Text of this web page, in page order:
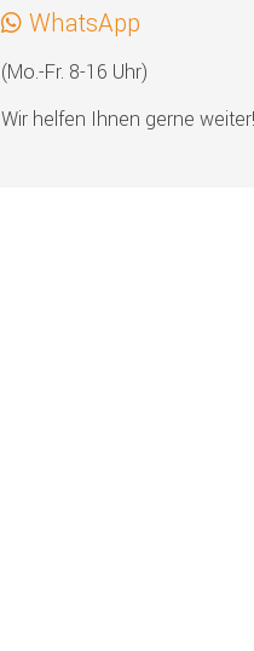
WhatsApp
(Mo.-Fr. 8-16 Uhr)
Wir helfen Ihnen gerne weiter!